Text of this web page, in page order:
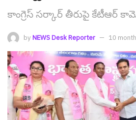
కాంగ్రెస్ స‌ర్కార్ తీరుపై కేటీఆర్
by NEWS Desk Reporter 10